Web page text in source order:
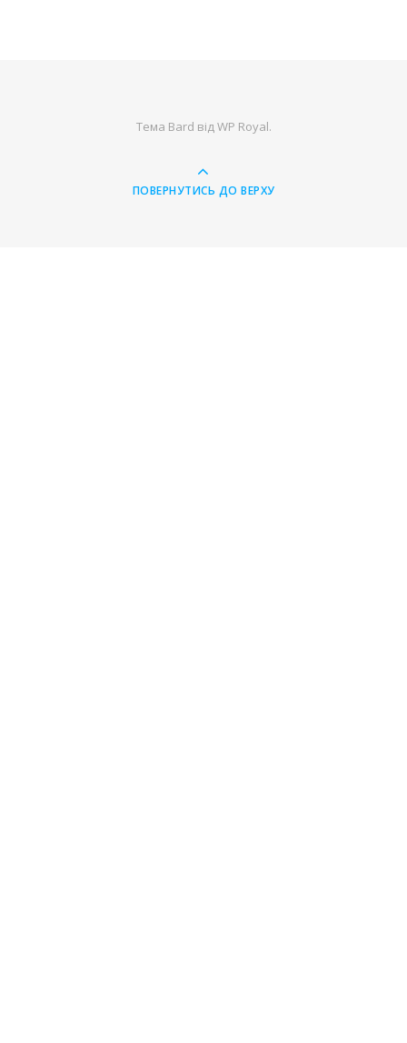
Тема Bard відWP Royal.
ПОВЕРНУТИСЬ ДО ВЕРХУ